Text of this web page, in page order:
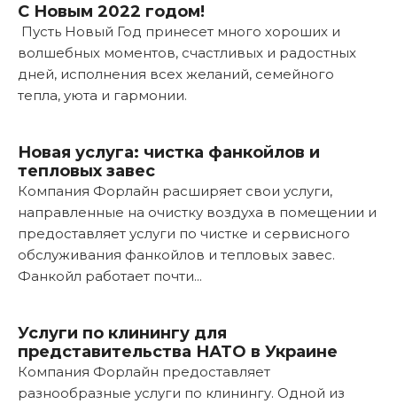
С Новым 2022 годом!
Пусть Новый Год принесет много хороших и
волшебных моментов, счастливых и радостных
дней, исполнения всех желаний, семейного
тепла, уюта и гармонии.
Новая услуга: чистка фанкойлов и
тепловых завес
Компания Форлайн расширяет свои услуги,
направленные на очистку воздуха в помещении и
предоставляет услуги по чистке и сервисного
обслуживания фанкойлов и тепловых завес.
Фанкойл работает почти...
Услуги по клинингу для
представительства НАТО в Украине
Компания Форлайн предоставляет
разнообразные услуги по клинингу. Одной из